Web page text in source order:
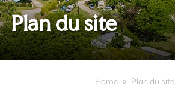
Plan du site
Home » Plan du site